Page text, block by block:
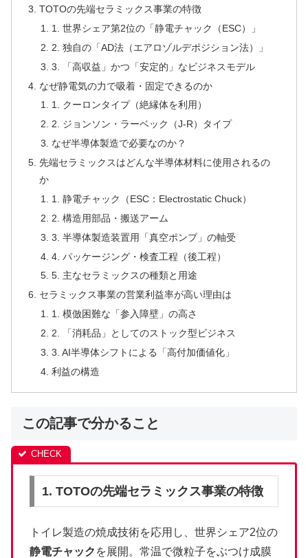
TOTOの先端セラミックス事業の特徴
1. 世界シェア第2位の「静電チャック（ESC）」
2. 独自の「AD法（エアロゾルデポジション法）」
3. 「高収益」かつ「安定的」なビジネスモデル
なぜ静電気の力で吸着・固定できるのか
1. クーロンタイプ（絶縁体を利用）
2. ジョンソン・ラーベック（J-R）タイプ
なぜ半導体製造で必要なのか？
先端セラミックスはどんな半導体材料に使用されるの
か
1. 静電チャック（ESC：Electrostatic Chuck）
2. 構造用部品・搬送アーム
3. 半導体製造装置用「真空ポンプ」の軸受
4. パッケージング・検査工程（後工程）
5. 主なセラミックスの種類と用途
セラミックス事業の営業利益率が高い理由は
1. 模倣困難な「参入障壁」の高さ
2. 「消耗品」としてのストック型ビジネス
3. AI半導体シフトによる「高付加価値化」
利益の構造
この記事で分かること
1. TOTOの先端セラミックス事業の特徴
トイレ製造の焼成技術を応用し、世界シェア2位の
静電チャック を展開。常温で微粒子をぶつけ成膜